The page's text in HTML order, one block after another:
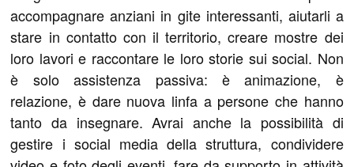
accompagnare anziani in gite interessanti, aiutarli a
stare in contatto con il territorio, creare mostre dei
loro lavori e raccontare le loro storie sui social. Non
è solo assistenza passiva: è animazione, è
relazione, è dare nuova linfa a persone che hanno
tanto da insegnare. Avrai anche la possibilità di
gestire i social media della struttura, condividere